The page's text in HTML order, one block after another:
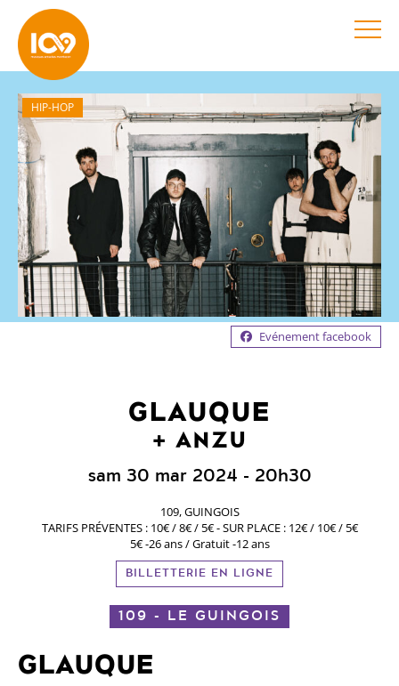
HIP-HOP
Evénement facebook
GLAUQUE
ANZU
sam 30 mar 2024 - 20h30
109, GUINGOIS
TARIFS PRÉVENTES : 10€ / 8€ / 5€ - SUR PLACE : 12€ / 10€ / 5€
5€ -26 ans / Gratuit -12 ans
BILLETTERIE EN LIGNE
109 - LE GUINGOIS
GLAUQUE